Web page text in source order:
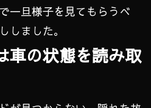
一旦様子を見てもらうべ
しました。
車の状態を読み取